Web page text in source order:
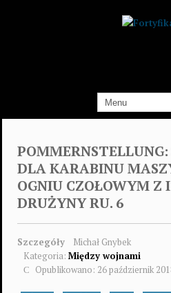
POMMERNSTELLUNG:
DLA KARABINU
OGNIU CZOŁOWYM Z
DRUŻYNY RU. 6
Szczegóły
Michał Gnybek
Kategoria: Między wojnami
Opublikowano: 26 październik